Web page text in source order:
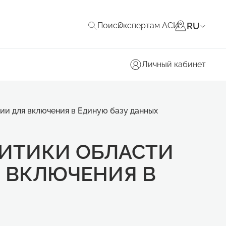
ПоискЭкспертам АСИ RU
Личный кабинет
для включения в Единую базу данных
ОБЛАСТИ
В